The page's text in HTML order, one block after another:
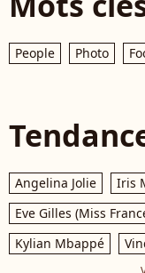
People Photo
Angelina Jolie Iris
Eve Gilles (Miss
Kylian Mbappé